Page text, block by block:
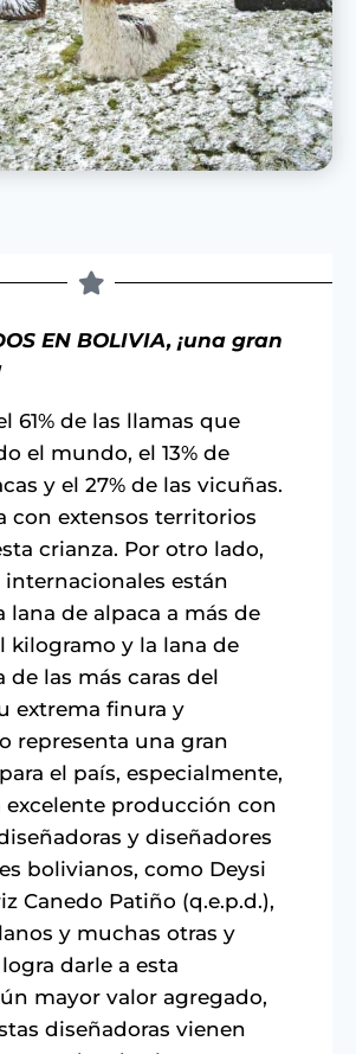
EN BOLIVIA, ¡una gran
61% de las llamas que
el mundo, el 13% de
y el 27% de las vicuñas.
con extensos territorios
crianza. Por otro lado,
internacionales están
lana de alpaca a más de
kilogramo y la lana de
de las más caras del
extrema finura y
representa una gran
el país, especialmente,
excelente producción con
y diseñadores
bolivianos, como Deysi
Canedo Patiño (q.e.p.d.),
y muchas otras y
darle a esta
mayor valor agregado,
diseñadoras vienen